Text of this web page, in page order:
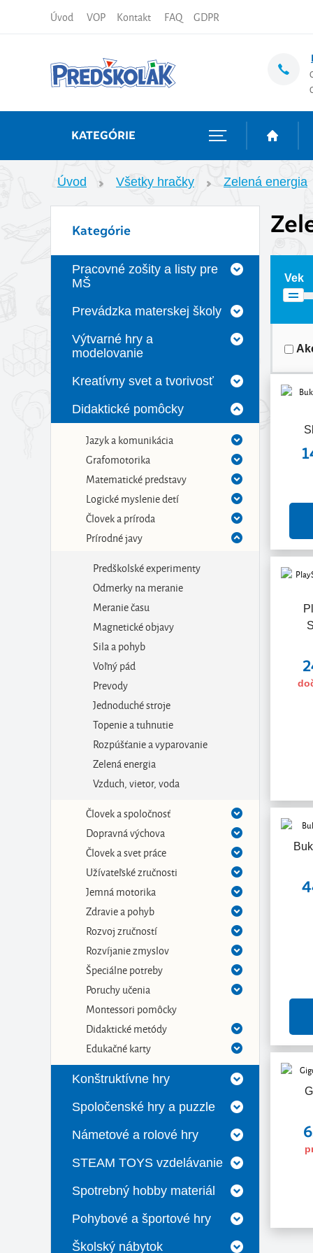
Úvod VOP Kontakt FAQ GDPR
KATEGÓRIE
Úvod Všetky hračky Zelená energia
Kategórie
Pracovné zošity a listy pre
MŠ
Prevádzka materskej školy
Výtvarné hry a
modelovanie
Kreatívny svet a tvorivosť
Didaktické pomôcky
Jazyk a komunikácia
Grafomotorika
Matematické predstavy
Logické myslenie detí
Človek a príroda
Prírodné javy
Predškolské experimenty
Odmerky na meranie
Meranie času
Magnetické objavy
Sila a pohyb
Voľný pád
Prevody
Jednoduché stroje
Topenie a tuhnutie
Rozpúšťanie a vyparovanie
Zelená energia
Vzduch, vietor, voda
Človek a spoločnosť
Dopravná výchova
Človek a svet práce
Užívateľské zručnosti
Jemná motorika
Zdravie a pohyb
Rozvoj zručností
Rozvíjanie zmyslov
Špeciálne potreby
Poruchy učenia
Montessori pomôcky
Didaktické metódy
Edukačné karty
Konštruktívne hry
Spoločenské hry a puzzle
Námetové a rolové hry
STEAM TOYS vzdelávanie
Spotrebný hobby materiál
Pohybové a športové hry
Školský nábytok
Vek